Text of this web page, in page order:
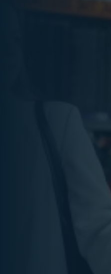
Sie haben
Die eigentliche Wirkung
Teams im Alltag anders
Warum wirken
oft erst im